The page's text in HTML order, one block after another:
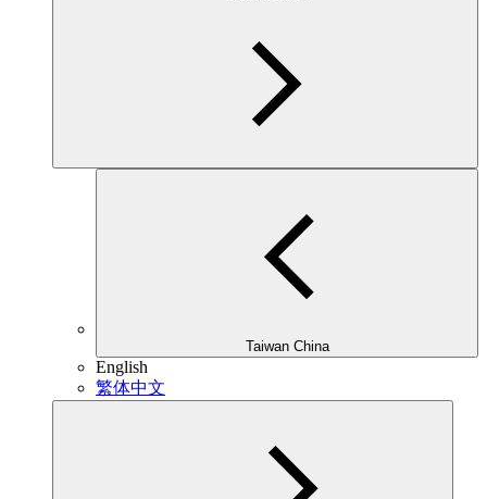
Taiwan China
English
繁体中文